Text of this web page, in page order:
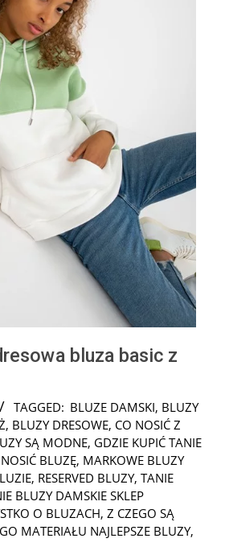
bluza basic z
TAGGED: BLUZE DAMSKI, BLUZY
, BLUZY DRESOWE, CO NOSIĆ Z
SĄ MODNE, GDZIE KUPIĆ TANIE
NOSIĆ BLUZĘ, MARKOWE BLUZY
, RESERVED BLUZY, TANIE
BLUZY DAMSKIE SKLEP
O BLUZACH, Z CZEGO SĄ
MATERIAŁU NAJLEPSZE BLUZY,